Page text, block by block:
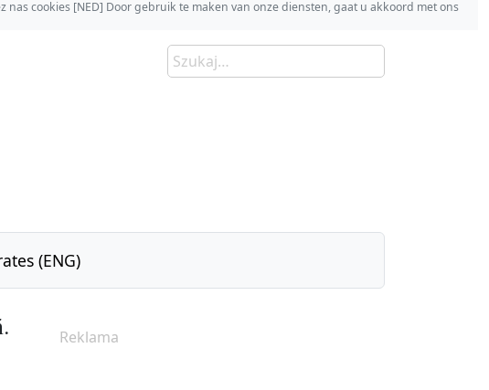
nas cookies [NED] Door gebruik te maken van onze diensten, gaat u akkoord met ons
(ENG)
Reklama